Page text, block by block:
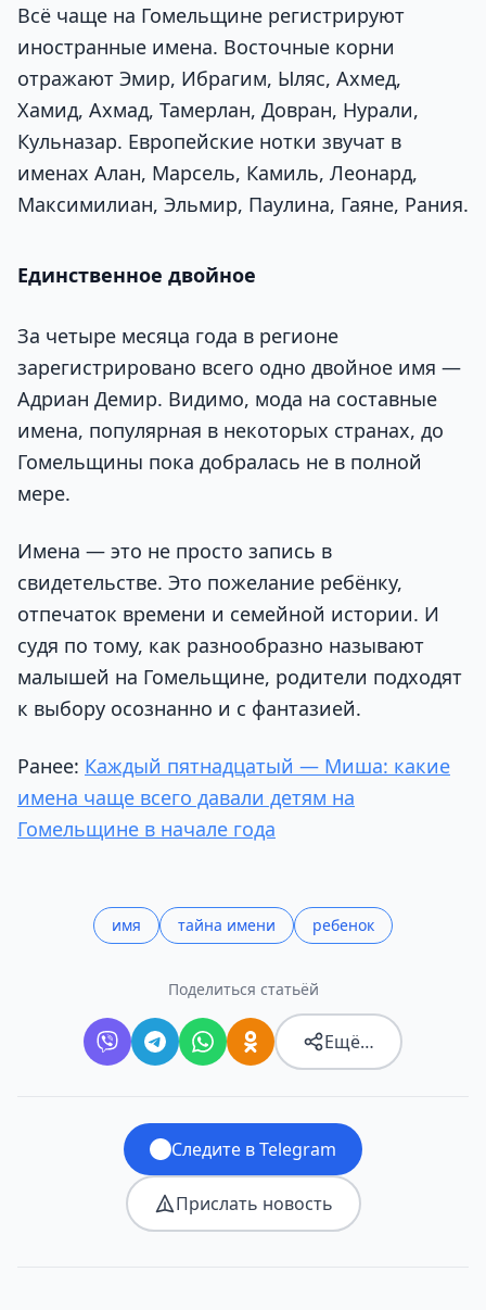
Всё чаще на Гомельщине регистрируют
иностранные имена. Восточные корни
отражают Эмир, Ибрагим, Ыляс, Ахмед,
Хамид, Ахмад, Тамерлан, Довран, Нурали,
Кульназар. Европейские нотки звучат в
именах Алан, Марсель, Камиль, Леонард,
Максимилиан, Эльмир, Паулина, Гаяне, Рания.
Единственное двойное
За четыре месяца года в регионе
зарегистрировано всего одно двойное имя —
Адриан Демир. Видимо, мода на составные
имена, популярная в некоторых странах, до
Гомельщины пока добралась не в полной
мере.
Имена — это не просто запись в
свидетельстве. Это пожелание ребёнку,
отпечаток времени и семейной истории. И
судя по тому, как разнообразно называют
малышей на Гомельщине, родители подходят
к выбору осознанно и с фантазией.
Ранее: Каждый пятнадцатый — Миша: какие
имена чаще всего давали детям на
Гомельщине в начале года
имя тайна имени ребенок
Поделиться статьёй
Ещё…
Следите в Telegram
Прислать новость